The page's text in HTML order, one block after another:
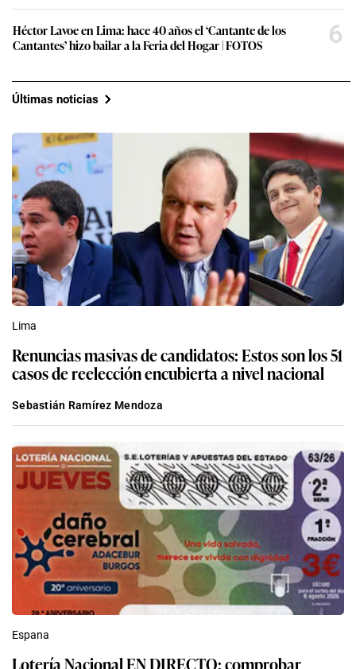
Héctor Lavoe en Lima: hace 40 años el ‘Cantante de los
Cantantes’ hizo bailar a la Feria del Hogar | FOTOS
6
Últimas noticias
Lima
Renuncias masivas de candidatos: Estos son los 51
casos de reelección encubierta a nivel nacional
Sebastián Ramírez Mendoza
Espana
Lotería Nacional EN DIRECTO: comprobar